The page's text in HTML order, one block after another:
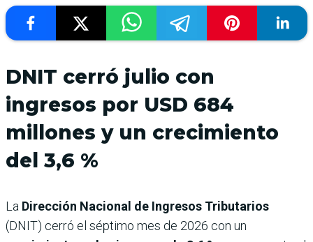
DNIT cerró julio con
ingresos por USD 684
millones y un crecimiento
del 3,6 %
La Dirección Nacional de Ingresos Tributarios
(DNIT) cerró el séptimo mes de 2026 con un